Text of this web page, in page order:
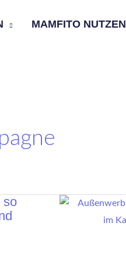
MAMFITO NUTZEN
so